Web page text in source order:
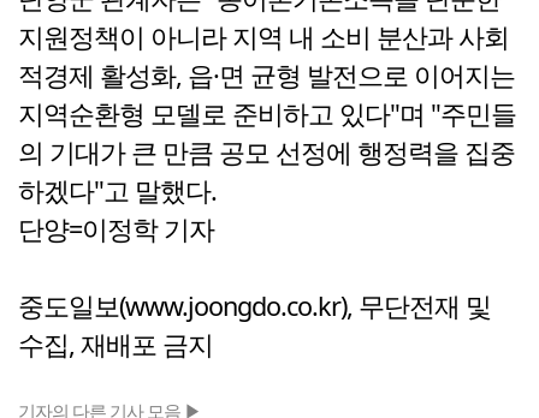
지원정책이 아니라 지역 내 소비 분산과 사회
적경제 활성화, 읍·면 균형 발전으로 이어지는
지역순환형 모델로 준비하고 있다"며 "주민들
의 기대가 큰 만큼 공모 선정에 행정력을 집중
하겠다"고 말했다.
단양=이정학 기자
중도일보(www.joongdo.co.kr), 무단전재 및
수집, 재배포 금지
기자의 다른 기사 모음 ▶